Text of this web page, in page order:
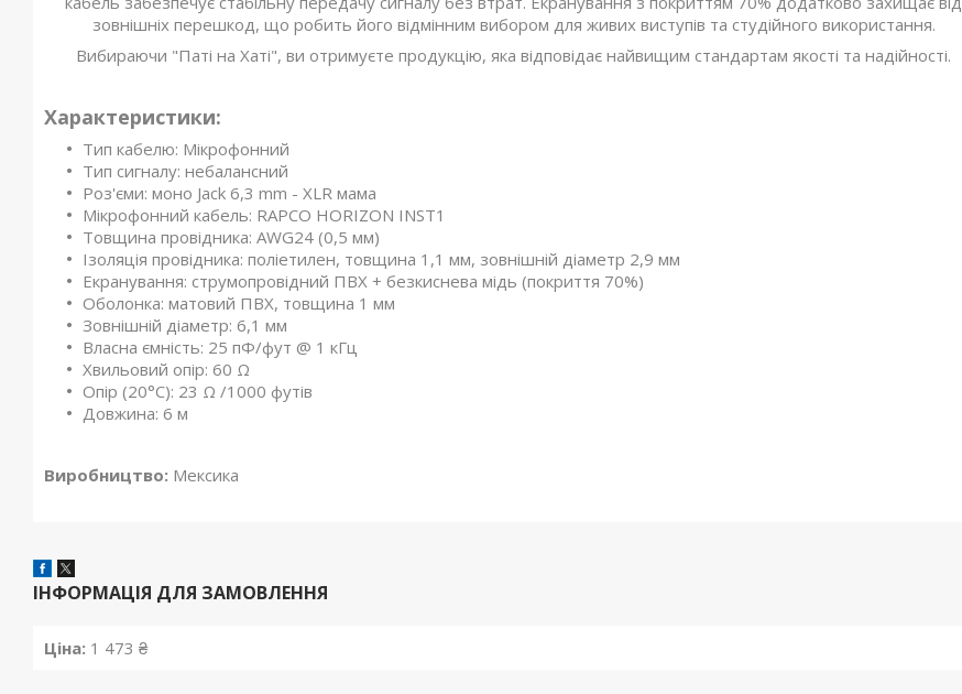
зовнішніх перешкод, що робить його відмінним вибором для живих виступів та студійного використання.
Вибираючи "Паті на Хаті", ви отримуєте продукцію, яка відповідає найвищим стандартам якості та надійності.
Характеристики:
Тип кабелю: Мікрофонний
Тип сигналу: небалансний
Роз'єми: моно Jack 6,3 mm - XLR мама
Мікрофонний кабель: RAPCO HORIZON INST1
Товщина провідника: AWG24 (0,5 мм)
Ізоляція провідника: поліетилен, товщина 1,1 мм, зовнішній діаметр 2,9 мм
Екранування: струмопровідний ПВХ + безкиснева мідь (покриття 70%)
Оболонка: матовий ПВХ, товщина 1 мм
Зовнішній діаметр: 6,1 мм
Власна ємність: 25 пФ/фут @ 1 кГц
Хвильовий опір: 60 Ω
Опір (20°C): 23 Ω /1000 футів
Довжина: 6 м
Виробництво: Мексика
ІНФОРМАЦІЯ ДЛЯ ЗАМОВЛЕННЯ
Ціна: 1 473 ₴